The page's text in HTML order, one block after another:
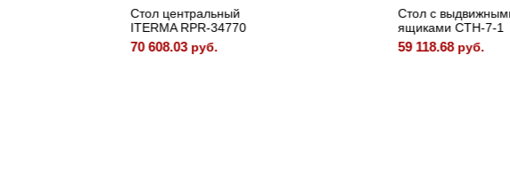
Стол центральный
ITERMA RPR-34770
70 608.03 руб.
Стол с выдвижными
ящиками СТН-7-1
59 118.68 руб.